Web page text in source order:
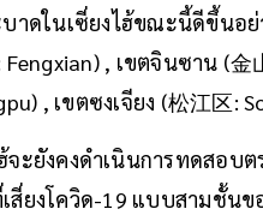
าดในเซี่ยงไฮ้ขณะนี้ดีขึ้นอย่
Fengxian) , เขตจินซาน (
, เขตซงเจียง (松江区:
ฮ้จะยังคงดำเนินการทดส
สี่ยงโควิด-19 แบบสามชั้นข